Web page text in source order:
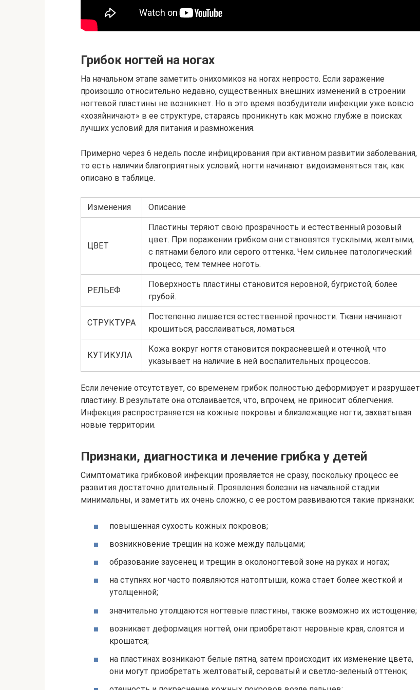
Грибок ногтей на ногах
На начальном этапе заметить онихомикоз на ногах непросто. Если заражение
произошло относительно недавно, существенных внешних изменений в строении
ногтевой пластины не возникнет. Но в это время возбудители инфекции уже вовсю
«хозяйничают» в ее структуре, стараясь проникнуть как можно глубже в поисках
лучших условий для питания и размножения.
Примерно через 6 недель после инфицирования при активном развитии заболевания,
то есть наличии благоприятных условий, ногти начинают видоизменяться так, как
описано в таблице.
Изменения Описание
ЦВЕТ
Пластины теряют свою прозрачность и естественный розовый
цвет. При поражении грибком они становятся тусклыми, желтыми,
с пятнами белого или серого оттенка. Чем сильнее патологический
процесс, тем темнее ноготь.
РЕЛЬЕФ
Поверхность пластины становится неровной, бугристой, более
грубой.
СТРУКТУРА
Постепенно лишается естественной прочности. Ткани начинают
крошиться, расслаиваться, ломаться.
КУТИКУЛА
Кожа вокруг ногтя становится покрасневшей и отечной, что
указывает на наличие в ней воспалительных процессов.
Если лечение отсутствует, со временем грибок полностью деформирует и разрушает
пластину. В результате она отслаивается, что, впрочем, не приносит облегчения.
Инфекция распространяется на кожные покровы и близлежащие ногти, захватывая
новые территории.
Признаки, диагностика и лечение грибка у детей
Симптоматика грибковой инфекции проявляется не сразу, поскольку процесс ее
развития достаточно длительный. Проявления болезни на начальной стадии
минимальны, и заметить их очень сложно, с ее ростом развиваются такие признаки:
повышенная сухость кожных покровов;
возникновение трещин на коже между пальцами;
образование заусенец и трещин в околоногтевой зоне на руках и ногах;
на ступнях ног часто появляются натоптыши, кожа стает более жесткой и
утолщенной;
значительно утолщаются ногтевые пластины, также возможно их истощение;
возникает деформация ногтей, они приобретают неровные края, слоятся и
крошатся;
на пластинах возникают белые пятна, затем происходит их изменение цвета,
они могут приобретать желтоватый, сероватый и светло-зеленый оттенок;